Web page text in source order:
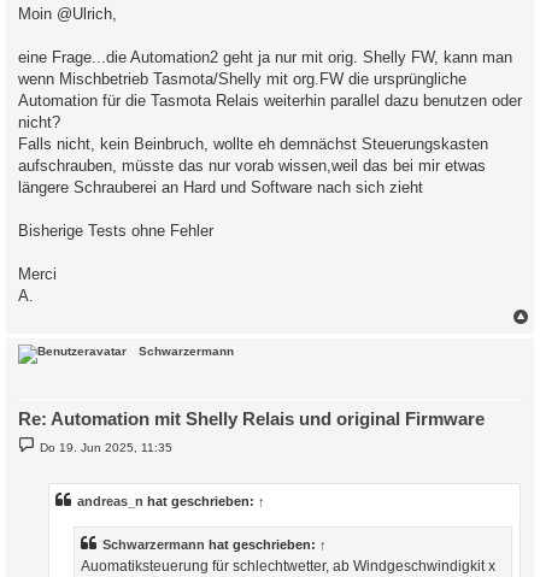
t
g
Moin @Ulrich,
eine Frage...die Automation2 geht ja nur mit orig. Shelly FW, kann man
wenn Mischbetrieb Tasmota/Shelly mit org.FW die ursprüngliche
Automation für die Tasmota Relais weiterhin parallel dazu benutzen oder
nicht?
Falls nicht, kein Beinbruch, wollte eh demnächst Steuerungskasten
aufschrauben, müsste das nur vorab wissen,weil das bei mir etwas
längere Schrauberei an Hard und Software nach sich zieht
Bisherige Tests ohne Fehler
Merci
A.
Schwarzermann
Re: Automation mit Shelly Relais und original Firmware
B
e
Do 19. Jun 2025, 11:35
andreas_n hat geschrieben: ↑
Schwarzermann hat geschrieben: ↑
Auomatiksteuerung für schlechtwetter, ab Windgeschwindigkit x